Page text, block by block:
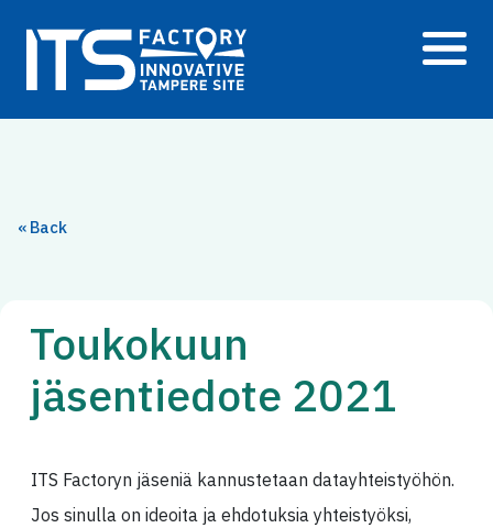
sisältöön
« Back
Toukokuun
jäsentiedote 2021
ITS Factoryn jäseniä kannustetaan datayhteistyöhön.
Jos sinulla on ideoita ja ehdotuksia yhteistyöksi,